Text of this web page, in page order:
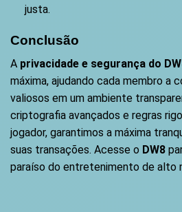
justa.
Conclusão
A privacidade e segurança do
máxima, ajudando cada membro a
valiosos em um ambiente
criptografia avançados e regras
jogador, garantimos a máxima
suas transações. Acesse o DW8
paraíso do entretenimento de alto